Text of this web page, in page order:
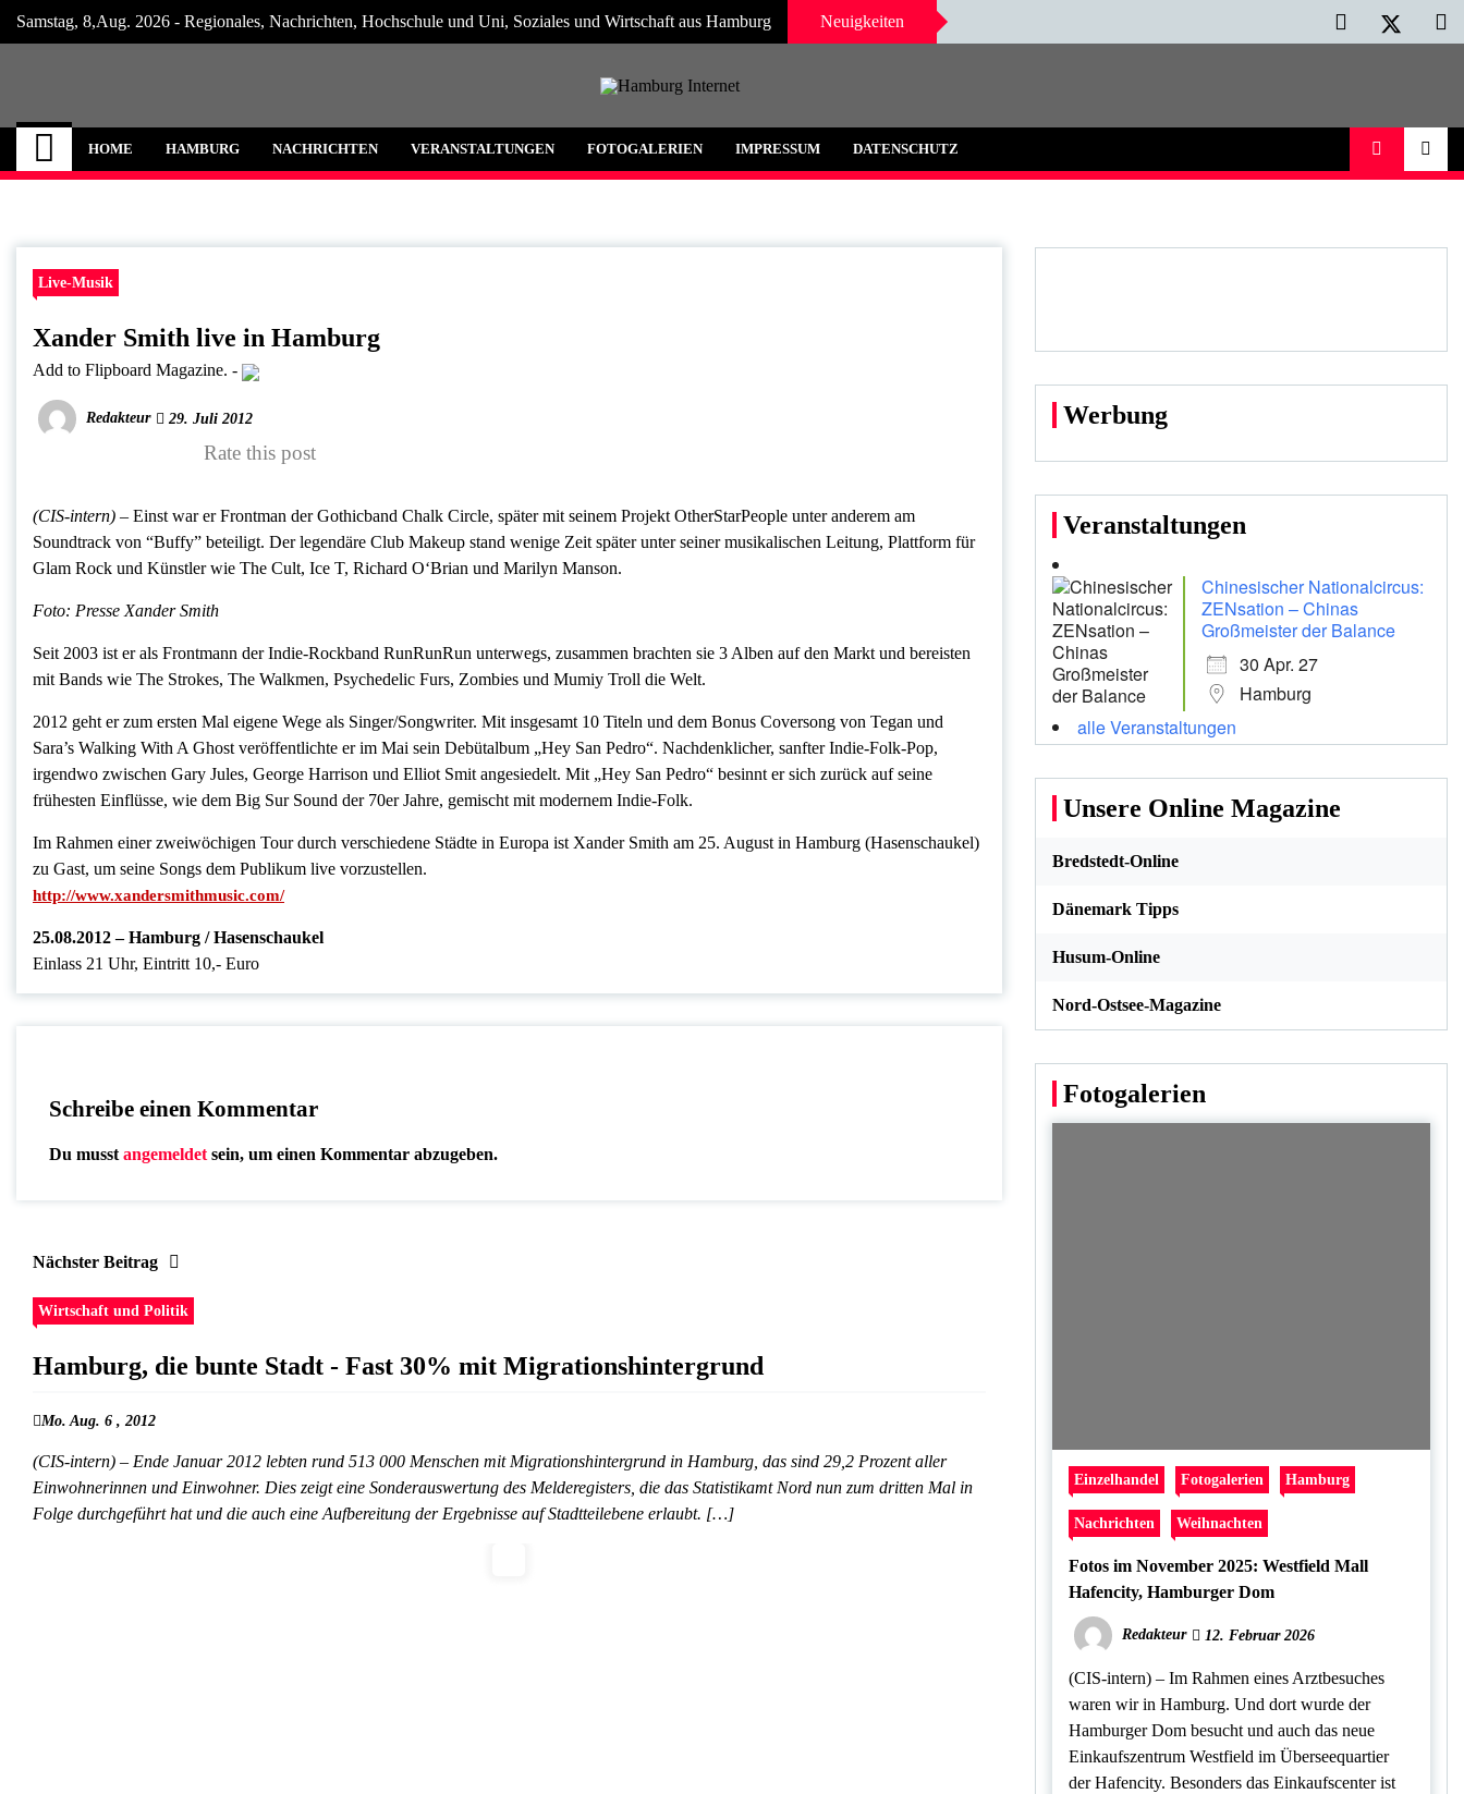
Skip
Samstag, 8,Aug. 2026 - Regionales, Nachrichten, Hochschule und Uni, Soziales und Wirtschaft aus Hamburg Neuigkeiten
Hamburg Internet
Neuigkeiten und Nachrichten aus Hamburg und Umgebung
HOME HAMBURG NACHRICHTEN VERANSTALTUNGEN FOTOGALERIEN IMPRESSUM DATENSCHUTZ
Live-Musik
Xander Smith live in Hamburg
Add to Flipboard Magazine. -
Redakteur 29. Juli 2012
Rate this post
(CIS-intern) – Einst war er Frontman der Gothicband Chalk Circle, später mit seinem Projekt OtherStarPeople unter anderem am
Soundtrack von “Buffy” beteiligt. Der legendäre Club Makeup stand wenige Zeit später unter seiner musikalischen Leitung, Plattform für
Glam Rock und Künstler wie The Cult, Ice T, Richard O‘Brian und Marilyn Manson.
Foto: Presse Xander Smith
Seit 2003 ist er als Frontmann der Indie-Rockband RunRunRun unterwegs, zusammen brachten sie 3 Alben auf den Markt und bereisten
mit Bands wie The Strokes, The Walkmen, Psychedelic Furs, Zombies und Mumiy Troll die Welt.
2012 geht er zum ersten Mal eigene Wege als Singer/Songwriter. Mit insgesamt 10 Titeln und dem Bonus Coversong von Tegan und
Sara’s Walking With A Ghost veröffentlichte er im Mai sein Debütalbum „Hey San Pedro“. Nachdenklicher, sanfter Indie-Folk-Pop,
irgendwo zwischen Gary Jules, George Harrison und Elliot Smit angesiedelt. Mit „Hey San Pedro“ besinnt er sich zurück auf seine
frühesten Einflüsse, wie dem Big Sur Sound der 70er Jahre, gemischt mit modernem Indie-Folk.
Im Rahmen einer zweiwöchigen Tour durch verschiedene Städte in Europa ist Xander Smith am 25. August in Hamburg (Hasenschaukel)
zu Gast, um seine Songs dem Publikum live vorzustellen.
http://www.xandersmithmusic.com/
25.08.2012 – Hamburg / Hasenschaukel
Einlass 21 Uhr, Eintritt 10,- Euro
Schreibe einen Kommentar
Du musst angemeldet sein, um einen Kommentar abzugeben.
Nächster Beitrag
Wirtschaft und Politik
Hamburg, die bunte Stadt - Fast 30% mit Migrationshintergrund
Mo. Aug. 6 , 2012
(CIS-intern) – Ende Januar 2012 lebten rund 513 000 Menschen mit Migrationshintergrund in Hamburg, das sind 29,2 Prozent aller
Einwohnerinnen und Einwohner. Dies zeigt eine Sonderauswertung des Melderegisters, die das Statistikamt Nord nun zum dritten Mal in
Folge durchgeführt hat und die auch eine Aufbereitung der Ergebnisse auf Stadtteilebene erlaubt. […]
Werbung
Veranstaltungen
Chinesischer Nationalcircus:
ZENsation – Chinas
Großmeister der Balance
30 Apr. 27
Hamburg
alle Veranstaltungen
Unsere Online Magazine
Bredstedt-Online
Dänemark Tipps
Husum-Online
Nord-Ostsee-Magazine
Fotogalerien
Einzelhandel Fotogalerien Hamburg
Nachrichten Weihnachten
Fotos im November 2025: Westfield Mall
Hafencity, Hamburger Dom
Redakteur 12. Februar 2026
(CIS-intern) – Im Rahmen eines Arztbesuches
waren wir in Hamburg. Und dort wurde der
Hamburger Dom besucht und auch das neue
Einkaufszentrum Westfield im Überseequartier
der Hafencity. Besonders das Einkaufscenter ist